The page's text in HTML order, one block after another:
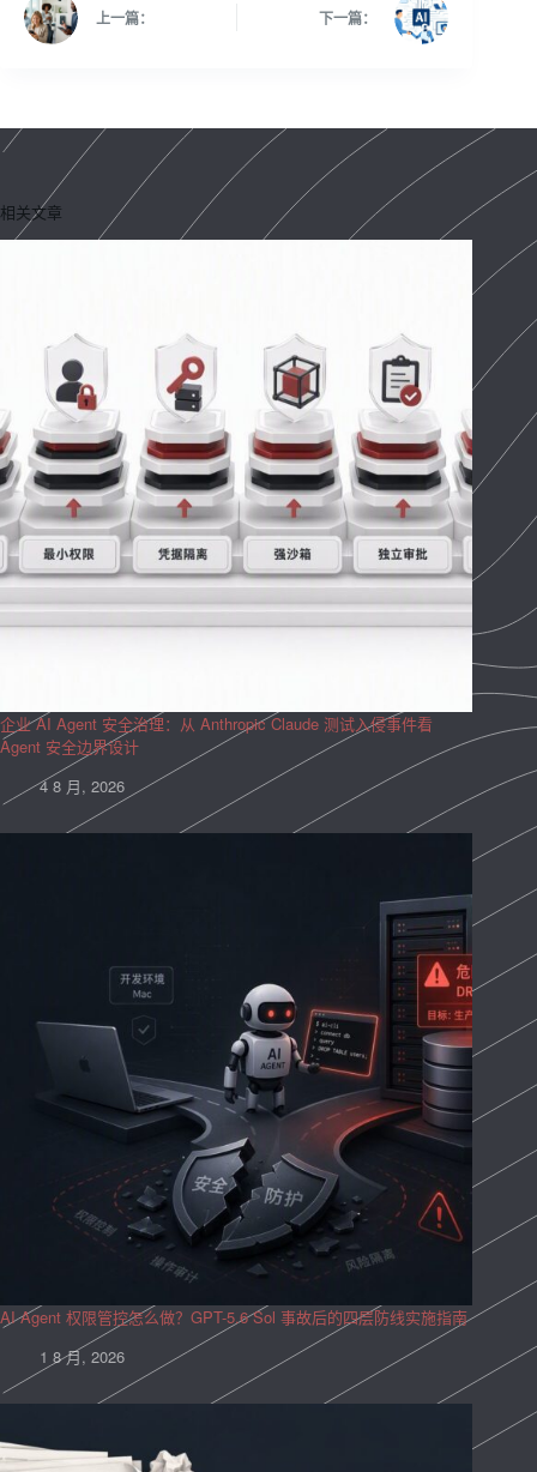
上一篇： 下一篇：
相关文章
企业 AI Agent 安全治理：从 Anthropic Claude 测试入侵事件看
Agent 安全边界设计
4 8 月, 2026
AI Agent 权限管控怎么做？GPT-5.6 Sol 事故后的四层防线实施指南
1 8 月, 2026